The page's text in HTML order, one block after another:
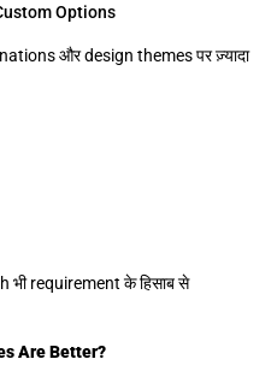
Options
और design themes पर ज़्यादा
requirement के हिसाब से
Are Better?